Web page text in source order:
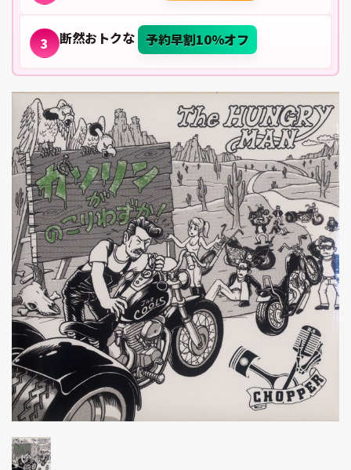
3 断然おトクな 予約早割10%オフ